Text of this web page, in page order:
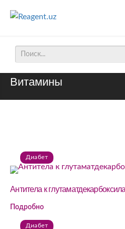
Витамины
Диабет
Антитела к
Подробно
Диабет